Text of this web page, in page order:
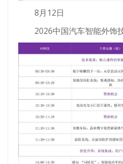
8月12日
2026中国汽车智能外饰